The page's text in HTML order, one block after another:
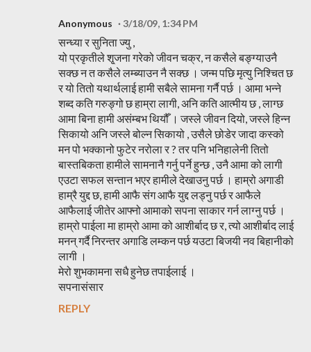
Anonymous 3/18/09, 1:34 PM
सन्ध्या र सुनिता ज्यु ,
यो प्रकृतीले शृ्जना गरेको जीवन चक्र, न कसैले बङ्ग्याउनै
सक्छ न त कसैले लम्ब्याउन नै सक्छ । जन्म पछि मृत्यु निश्चित छ
र यो तितो यथार्थलाई हामी सबैले सामना गर्नै पर्छ । आमा भन्ने
शब्द कति गरुङ्गो छ हाम्रा लागी, अनि कति आत्मीय छ , लाग्छ
आमा बिना हामी असंम्बभ थियौँ । जस्ले जीवन दियो, जस्ले हिन्न
सिकायो अनि जस्ले बोल्न सिकायो , उसैले छोडेर जादा कस्को
मन पो भक्कानो फुटेर नरोला र ? तर पनि भनिहालेनी तितो
बास्तबिकता हामीले सामनानै गर्नु पर्ने हुन्छ , उनै आमा को लागी
एउटा सफल सन्तान भएर हामीले देखाउनु पर्छ । हाम्रो अगाडी
हाम्रै युद्द छ, हामी आफै संग आफै युद्द लड्नु पर्छ र आफैले
आफैलाई जीतेर आफ्नो आमाको सपना साकार गर्न लाग्नु पर्छ ।
हाम्रो पाईला मा हाम्रो आमा को आशीर्बाद छ र, त्यो आशीर्बाद लाई
मनन् गर्दै निरन्तर अगाडि लम्कन पर्छ यउटा बिजयी नव बिहानीको
लागी ।
मेरो शुभकामना सधै हुनेछ तपाईलाई ।
सपनासंसार
REPLY